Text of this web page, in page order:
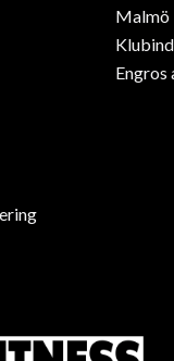
Malmö
Engros